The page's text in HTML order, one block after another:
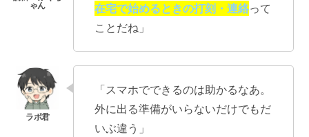
在宅で始めるときの打刻・連絡って
ことだね」
「スマホでできるのは助かるなあ。
外に出る準備がいらないだけでもだ
いぶ違う」